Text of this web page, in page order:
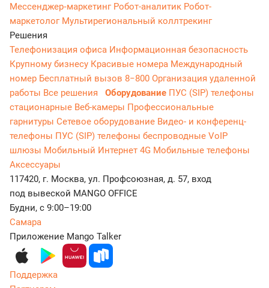
Мессенджер‑маркетинг Робот-аналитик Робот-
маркетолог Мультирегиональный коллтрекинг
Решения
Телефонизация офиса Информационная безопасность
Крупному бизнесу Красивые номера Международный
номер Бесплатный вызов 8−800 Организация удаленной
работы Все решения Оборудование ПУС (SIP) телефоны
стационарные Веб-камеры Профессиональные
гарнитуры Сетевое оборудование Видео- и конференц-
телефоны ПУС (SIP) телефоны беспроводные VoIP
шлюзы Мобильный Интернет 4G Мобильные телефоны
Аксессуары
117420, г. Москва, ул. Профсоюзная, д. 57, вход
под вывеской MANGO OFFICE
Будни, с 9:00–19:00
Самара
Приложение Mango Talker
Поддержка